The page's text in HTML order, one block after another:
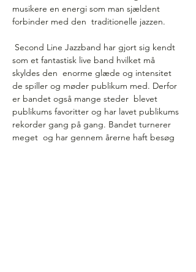
musikere en energi som man sjældent
forbinder med den  traditionelle jazzen.
Second Line Jazzband har gjort sig kendt
som et fantastisk live band hvilket må
skyldes den  enorme glæde og intensitet
de spiller og møder publikum med. Derfor
er bandet også mange steder  blevet
publikums favoritter og har lavet publikums
rekorder gang på gang. Bandet turnerer
meget  og har gennem årerne haft besøg